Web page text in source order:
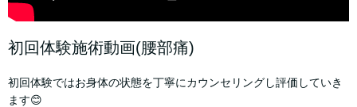
初回体験施術動画(腰部痛)
初回体験ではお身体の状態を丁寧にカウンセリングし評価していき
ます😊